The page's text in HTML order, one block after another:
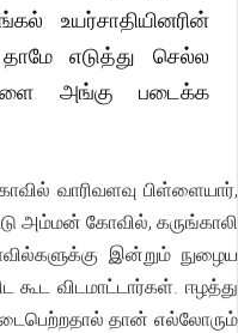
உயர்சாதியினரின்
எடுத்து செல்ல
அங்கு படைக்க
வாரிவளவு பிள்ளையார்,
அம்மன் கோவில், கருங்காலி
இன்றும் நுழைய
கூட விடமாட்டார்கள். ஈழத்து
தான் எல்லோரும்